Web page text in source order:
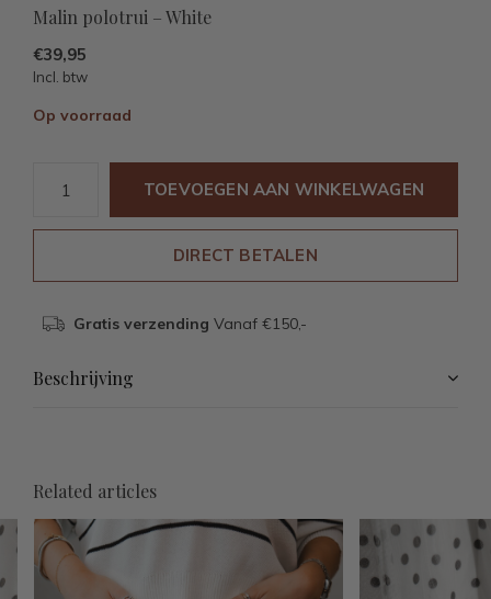
Malin polotrui – White
€39,95
Incl. btw
Op voorraad
TOEVOEGEN AAN WINKELWAGEN
DIRECT BETALEN
Gratis verzending Vanaf €150,-
Beschrijving
Related articles